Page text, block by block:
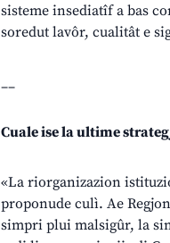
sisteme insediatîf a bas
soredut lavôr, cualitât e
__
Cuale ise la ultime
«La riorganizazion
proponude culì. Ae
simpri plui malsigûr, la